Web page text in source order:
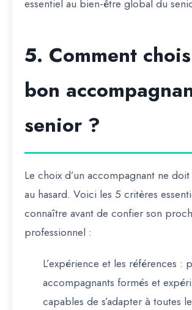
essentiel au bien-être global du
5. Comment
bon
senior ?
Le choix d’un accompagnant ne
au hasard. Voici les 5 critères
connaître avant de confier son
professionnel :
L’expérience et les références :
accompagnants formés et
capables de s’adapter à toutes